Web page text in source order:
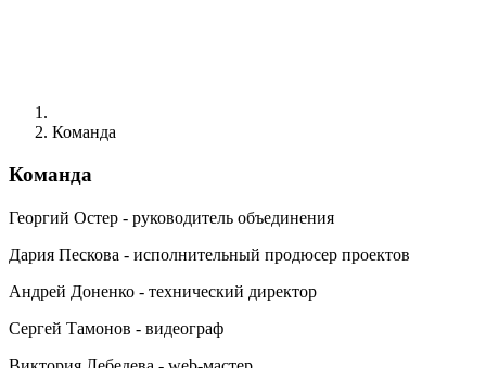
Команда
Команда
Георгий Остер - руководитель объединения
Дария Пескова - исполнительный продюсер проектов
Андрей Доненко - технический директор
Сергей Тамонов - видеограф